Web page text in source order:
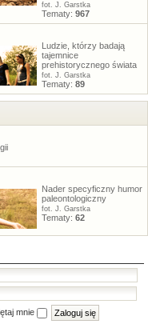
fot. J. Garstka
Tematy: 967
Ludzie, którzy badają
tajemnice
prehistorycznego świata
fot. J. Garstka
Tematy: 89
Nader specyficzny humor
paleontologiczny
fot. J. Garstka
Tematy: 62
mnie